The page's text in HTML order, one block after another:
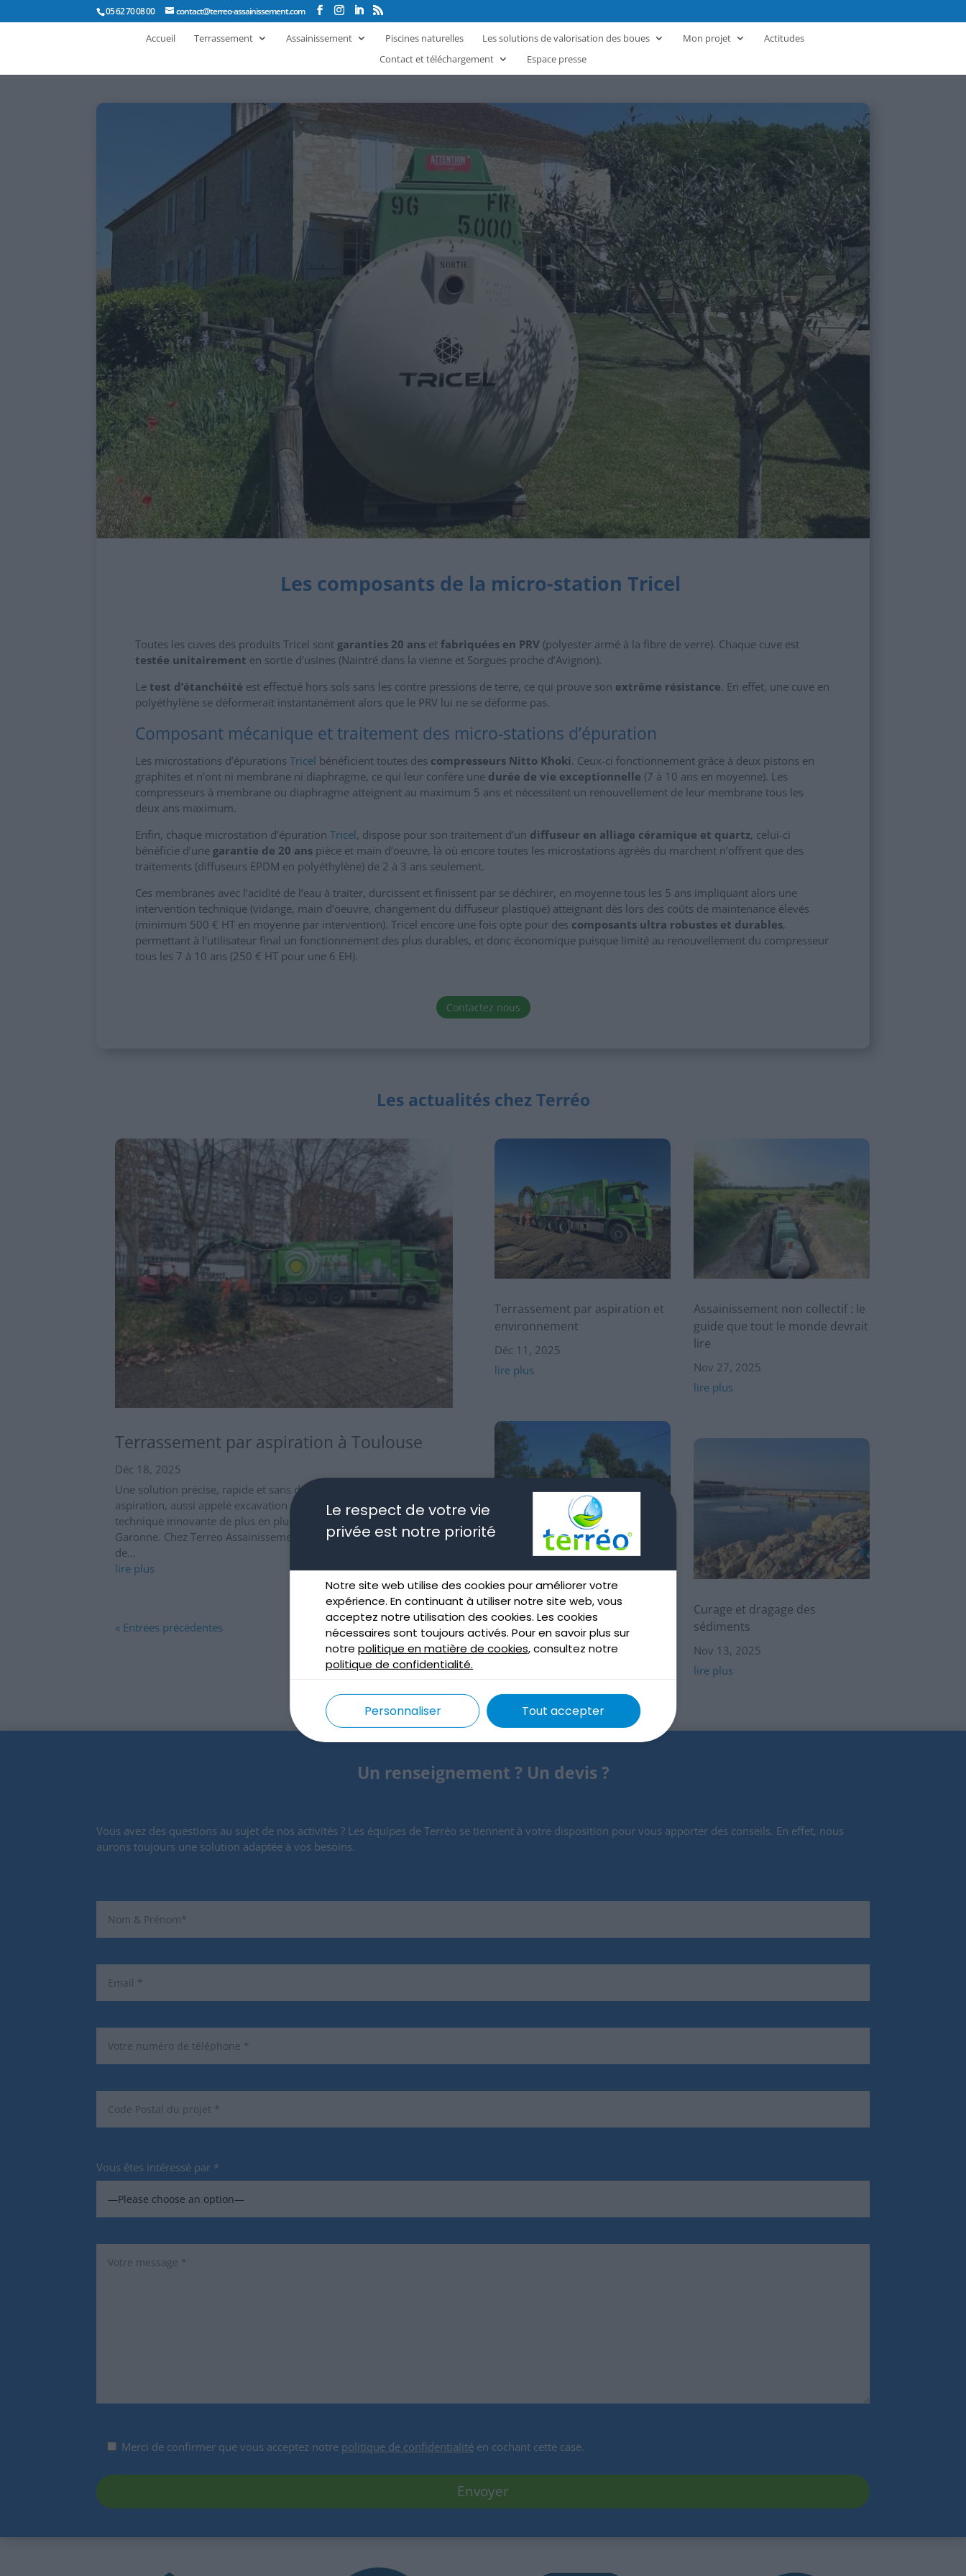
Le respect de votre vie
privée est notre priorité
Notre site web utilise des cookies pour améliorer votre
expérience. En continuant à utiliser notre site web, vous
acceptez notre utilisation des cookies. Les cookies
nécessaires sont toujours activés. Pour en savoir plus sur
notrepolitique en matière de cookies,consultez notre
politique de confidentialité.
Personnaliser Tout accepter
05 62 70 08 00 contact@terreo-assainissement.com
Accueil Terrassement Assainissement Piscines naturelles Les solutions de valorisation des boues Mon projet
Actitudes
Contact et téléchargement
Espace presse
Les composants de la micro-station Tricel
Toutes les cuves des produits Tricel sont garanties 20 ans et fabriquées en PRV (polyester armé à la fibre de verre). Chaque cuve est
testée unitairement en sortie d’usines (Naintré dans la vienne et Sorgues proche d’Avignon).
Le test d’étanchéité est effectué hors sols sans les contre pressions de terre, ce qui prouve son extrême résistance. En effet, une cuve en
polyéthylène se déformerait instantanément alors que le PRV lui ne se déforme pas.
Composant mécanique et traitement des micro-stations d’épuration
Les microstations d’épurationsTricel bénéficient toutes des compresseurs Nitto Khoki. Ceux-ci fonctionnement grâce à deux pistons en
graphites et n’ont ni membrane ni diaphragme, ce qui leur confère une durée de vie exceptionnelle (7 à 10 ans en moyenne). Les
compresseurs à membrane ou diaphragme atteignent au maximum 5 ans et nécessitent un renouvellement de leur membrane tous les
deux ans maximum.
Enfin, chaque microstation d’épurationTricel, dispose pour son traitement d’un diffuseur en alliage céramique et quartz, celui-ci
bénéficie d’une garantie de 20 ans pièce et main d’oeuvre, là où encore toutes les microstations agréés du marchent n’offrent que des
traitements (diffuseurs EPDM en polyéthylène) de 2 à 3 ans seulement.
Ces membranes avec l’acidité de l’eau à traiter, durcissent et finissent par se déchirer, en moyenne tous les 5 ans impliquant alors une
intervention technique (vidange, main d’oeuvre, changement du diffuseur plastique) atteignant dès lors des coûts de maintenance élevés
(minimum 500 € HT en moyenne par intervention). Tricel encore une fois opte pour des composants ultra robustes et durables,
permettant à l’utilisateur final un fonctionnement des plus durables, et donc économique puisque limité au renouvellement du compresseur
tous les 7 à 10 ans (250 € HT pour une 6 EH).
Contactez nous
Les actualités chez Terréo
Terrassement par aspiration à Toulouse
Déc 18, 2025
Une solution précise, rapide et sans dégâts Le terrassement par
aspiration, aussi appelé excavation par aspiration, est une
technique innovante de plus en plus utilisée à Toulouse et en Haute-
Garonne. Chez Terreo Assainissement, nous mettons cette méthode
de...
lire plus
« Entrées précédentes
Terrassement par aspiration et
environnement
Déc 11, 2025
lire plus
Assainissement non collectif à
Toulouse
Déc 4, 2025
lire plus
Assainissement non collectif : le
guide que tout le monde devrait
lire
Nov 27, 2025
lire plus
Curage et dragage des
sédiments
Nov 13, 2025
lire plus
Un renseignement ? Un devis ?
Vous avez des questions au sujet de nos activités ? Les équipes de Terréo se tiennent à votre disposition pour vous apporter des conseils. En effet, nous
aurons toujours une solution adaptée à vos besoins.
Vous êtes intéressé par *
Merci de confirmer que vous acceptez notre politique de confidentialité en cochant cette case.